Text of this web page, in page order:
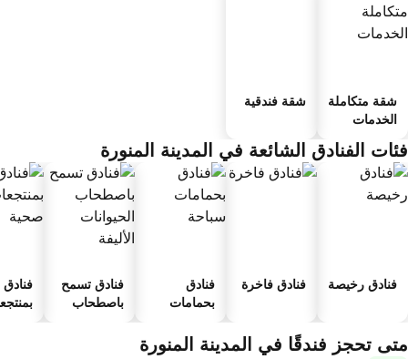
شقة متكاملة
الخدمات
شقة فندقية
الفنادق الشائعة في المدينة المنورة
فنادق رخيصة فنادق فاخرة
فنادق
بحمامات
فنادق تسمح
باصطحاب
فنادق
تحجز فندقًا في المدينة المنورة